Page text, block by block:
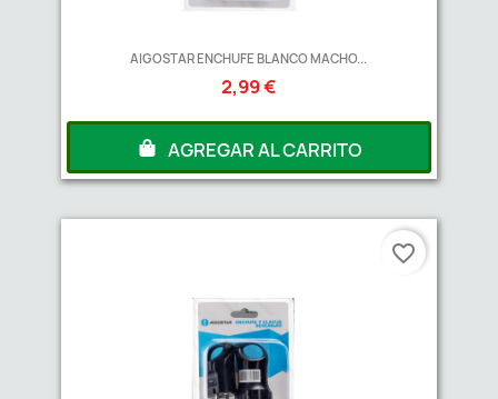
AIGOSTAR ENCHUFE BLANCO MACHO...
2,99 €
AGREGAR AL CARRITO
favorite_border